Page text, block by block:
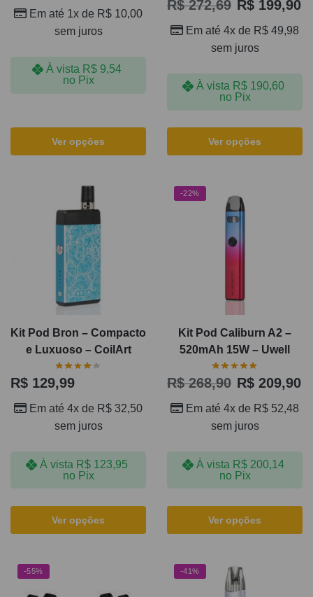
Em até 1x de R$ 10,00
sem juros
À vista R$ 9,54
no Pix
Ver opções
R$272,69 R$ 199,90
Em até 4x de R$ 49,98
sem juros
À vista R$ 190,60
no Pix
Ver opções
Kit Pod Bron – Compacto
e Luxuoso – CoilArt
R$ 129,99
Em até 4x de R$ 32,50
sem juros
À vista R$ 123,95
no Pix
Ver opções
-22%
Kit Pod Caliburn A2 –
520mAh 15W – Uwell
R$268,90 R$ 209,90
Em até 4x de R$ 52,48
sem juros
À vista R$ 200,14
no Pix
Ver opções
-55% -41%